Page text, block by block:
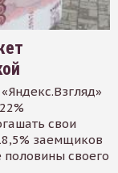
свои
заемщиков
своего